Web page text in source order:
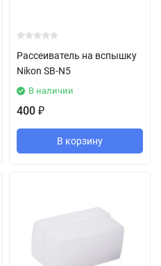
Рассеиватель на вспышку
Nikon SB-N5
В наличии
400 ₽
В корзину